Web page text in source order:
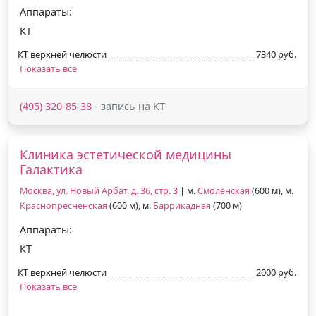
Аппараты:
КТ
КТ верхней челюсти
7340 руб.
Показать все
(495) 320-85-38 - запись на КТ
Клиника эстетической медицины
Галактика
Москва, ул. Новый Арбат, д. 36, стр. 3 | м.Смоленская (600 м), м.
Краснопресненская (600 м), м. Баррикадная (700 м)
Аппараты:
КТ
КТ верхней челюсти
2000 руб.
Показать все